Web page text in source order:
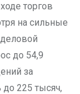
торгов
на сильные
до 54,9
за
225 тысяч,